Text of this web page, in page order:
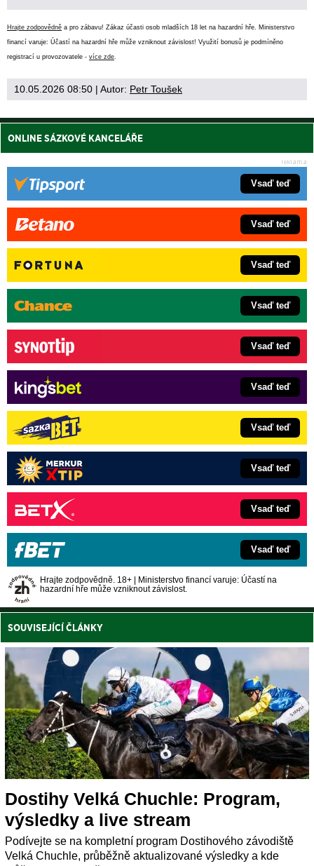
Hrajte zodpovědně a pro zábavu! Zákaz účasti osob mladších 18 let na hazardní hře. Ministerstvo
financí varuje: Účastí na hazardní hře může vzniknout závislost! Využití bonusů je podmíněno
registrací u provozovatele - více zde
10.05.2026 08:50 | Autor: Petr Toušek
ONLINE SÁZKOVÉ KANCELÁŘE
Vsaď teď
Vsaď teď
Vsaď teď
Vsaď teď
Vsaď teď
Vsaď teď
Vsaď teď
Vsaď teď
Vsaď teď
Vsaď teď
Hrajte zodpovědně. 18+ | Ministerstvo financí varuje: Účastí na
hazardní hře může vzniknout závislost.
SOUVISEJÍCÍ ČLÁNKY
Dostihy Velká Chuchle: Program,
výsledky a live stream
Podívejte se na kompletní program Dostihového závodiště
Velká Chuchle, průběžně aktualizované výsledky a kde